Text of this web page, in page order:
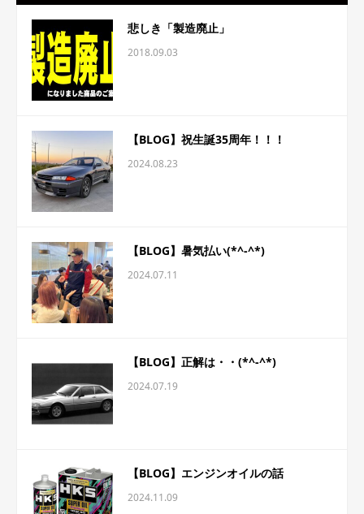
悲しき「製造廃止」
2018.09.03
【BLOG】祝生誕35周年！！！
2024.08.23
【BLOG】暑気払い(*^-^*)
2024.07.11
【BLOG】正解は・・(*^-^*)
2024.07.19
【BLOG】エンジンオイルの話
2024.11.09